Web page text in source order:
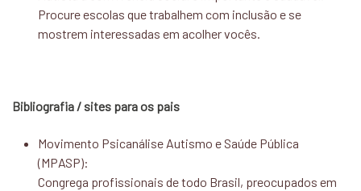
Procure escolas que trabalhem com inclusão e se
mostrem interessadas em acolher vocês.
Bibliografia / sites para os pais
Movimento Psicanálise Autismo e Saúde Pública
(MPASP):
Congrega profissionais de todo Brasil, preocupados em